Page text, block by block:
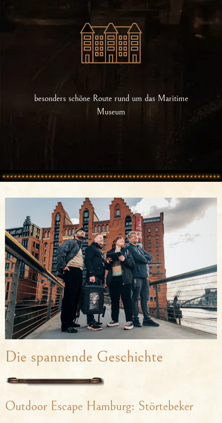
besonders schöne Route rund um das Maritime
Museum
Die spannende Geschichte
Outdoor Escape Hamburg: Störtebeker